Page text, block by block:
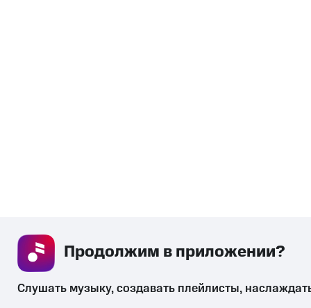
Продолжим в приложении?
Слушать музыку, создавать плейлисты,